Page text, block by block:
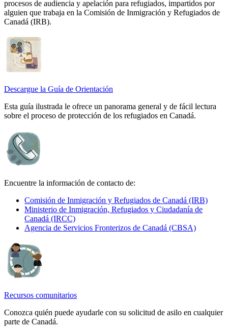
procesos de audiencia y apelación para refugiados, impartidos por
alguien que trabaja en la Comisión de Inmigración y Refugiados de
Canadá (IRB).
Descargue la Guía de Orientación
Esta guía ilustrada le ofrece un panorama general y de fácil lectura
sobre el proceso de protección de los refugiados en Canadá.
Encuentre la información de contacto de:
Comisión de Inmigración y Refugiados de Canadá (IRB)
Ministerio de Inmigración, Refugiados y Ciudadanía de
Canadá (IRCC)
Agencia de Servicios Fronterizos de Canadá (CBSA)
Recursos comunitarios
Conozca quién puede ayudarle con su solicitud de asilo en cualquier
parte de Canadá.